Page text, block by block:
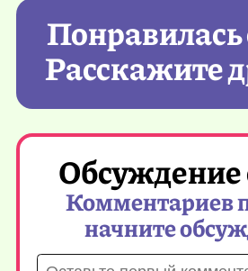
Понравилась
Расскажите
Обсуждение
Комментариев
начните